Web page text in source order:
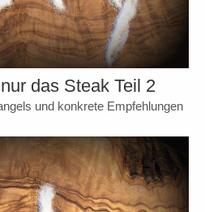
das Steak Teil 2
und konkrete Empfehlungen